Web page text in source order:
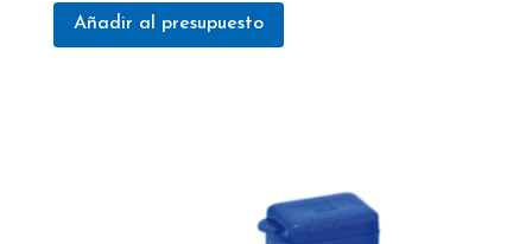
Añadir al presupuesto